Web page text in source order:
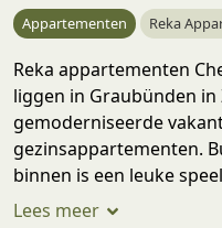
Appartementen Reka
Reka appartementen
liggen in Graubünden
gemoderniseerde
gezinsappartementen.
binnen is een leuke
prachtig wandelen en